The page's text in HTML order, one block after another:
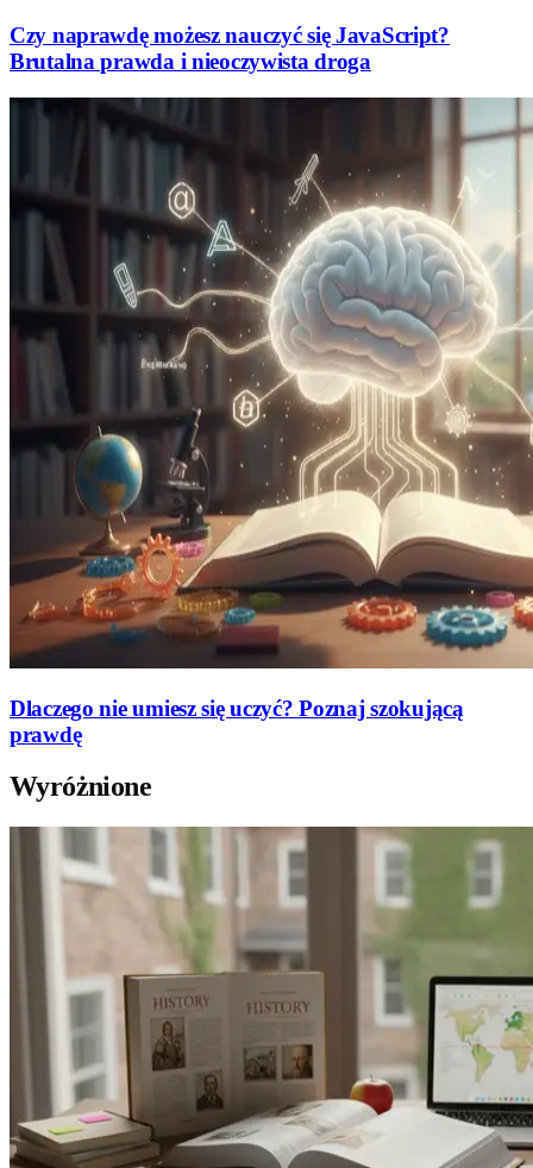
Czy naprawdę możesz nauczyć się JavaScript?
Brutalna prawda i nieoczywista droga
Dlaczego nie umiesz się uczyć? Poznaj szokującą
prawdę
Wyróżnione